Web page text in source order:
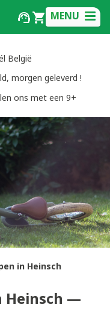
MENU
België
morgen geleverd !
ons met een 9+
in Heinsch
Heinsch —